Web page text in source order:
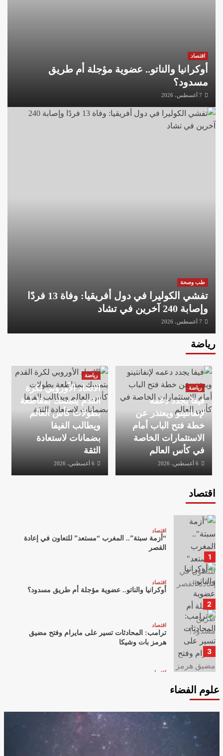
اقتصاد
أوكرانيا والناتو.. عضوية مؤجلة أم طريق
مسدود؟
7 أغسطس، 2026
طب وصحة
تفشي الكوليرا في دول أفريقيا: وفاة 13 فردًا
وإصابة 240 آخرين في تشاد
7 أغسطس، 2026
رياضة
رياضة
الاتحاد الأوروبي لكرة
القدم يتمسك بمقاطعة
بطولات كأس العالم
ويطالب الفيفا
بضمانات لاستعادة
الثقة
6 أغسطس، 2026
رياضة
فيفا يجدد دعمه
لإنفانتينو ويعتذر عن
خطة فتح الباب أمام
الاستثمارات الخاصة
في كأس العالم
6 أغسطس، 2026
اقتصاد
1
اقتصاد
“أزمة سبتة”.. المغرب “مستعد” للتعاون في إعادة
القصر
2
اقتصاد
أوكرانيا والناتو.. عضوية مؤجلة أم طريق مسدود؟
3
اقتصاد
ترامب: المحادثات تسير على مايرام وفتح مضيق
هرمز بات وشيكا
4
اقتصاد
DW تتحقق: حملات تضليل روسية تستهدف الانتخابات
علوم الفضاء